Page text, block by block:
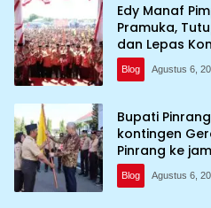
Edy Manaf
Pramuka,
dan Lepas
Blog Agustus 6,
Bupati
kontingen
Pinrang ke
kebumi
Blog Agustus 6,